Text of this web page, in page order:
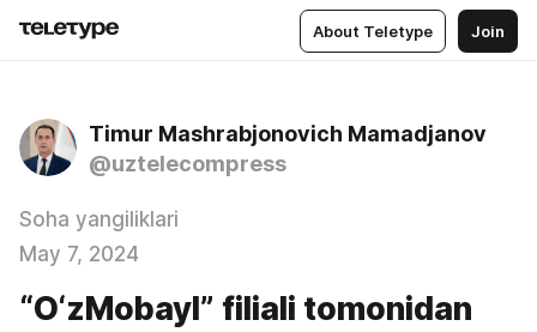
About Teletype Join
Timur Mashrabjonovich Mamadjanov
@uztelecompress
Soha yangiliklari
May 7, 2024
“O‘zMobayl” filiali tomonidan